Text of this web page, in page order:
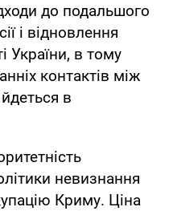
до подальшого
і відновлення
України, в тому
контактів між
в
невизнання
Криму. Ціна